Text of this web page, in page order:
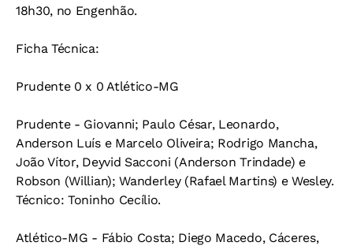
18h30, no Engenhão.
Ficha Técnica:
Prudente 0 x 0 Atlético-MG
Prudente - Giovanni; Paulo César, Leonardo,
Anderson Luís e Marcelo Oliveira; Rodrigo Mancha,
João Vítor, Deyvid Sacconi (Anderson Trindade) e
Robson (Willian); Wanderley (Rafael Martins) e Wesley.
Técnico: Toninho Cecílio.
Atlético-MG - Fábio Costa; Diego Macedo, Cáceres,